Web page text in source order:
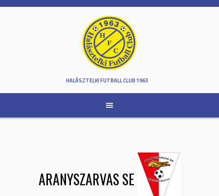
Skip
HALÁSZTELKI FUTBALL CLUB 1963
ARANYSZARVAS SE